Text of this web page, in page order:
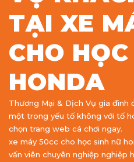
TẠI XE
CHO
HONDA
Thương Mại & Dịch Vụ gia đình
một trong yếu tố không với tố
chọn trang web cá chơi ngay.
xe máy 50cc cho học sinh nữ
vấn viên chuyên nghiệp nghiệp